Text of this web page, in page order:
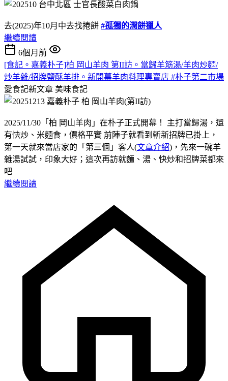
去(2025)年10月中去找捲餅 #孤獨的潤餅獵人
繼續閱讀
6個月前
[食記。嘉義朴子]柏 岡山羊肉 第II訪。當歸羊筋湯/羊肉炒麵/
炒羊雜/招牌鹽酥羊排。新開幕羊肉料理專賣店 #朴子第二市場
愛食記新文章 美味食記
2025/11/30「柏 岡山羊肉」在朴子正式開幕！ 主打當歸湯，還
有快炒、米麵食，價格平實 前陣子就看到斬新招牌已掛上，
第一天就來當店家的「第三個」客人(文章介紹)，先來一碗羊
雜湯試試，印象大好；這次再訪就麵、湯、快炒和招牌菜都來
吧
繼續閱讀